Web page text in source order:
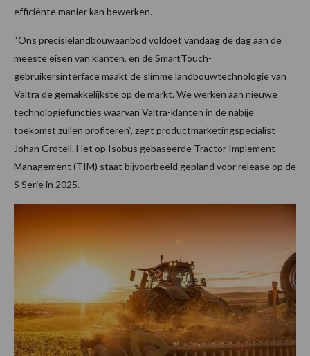
efficiënte manier kan bewerken.
“Ons precisielandbouwaanbod voldoet vandaag de dag aan de
meeste eisen van klanten, en de SmartTouch-
gebruikersinterface maakt de slimme landbouwtechnologie van
Valtra de gemakkelijkste op de markt. We werken aan nieuwe
technologiefuncties waarvan Valtra-klanten in de nabije
toekomst zullen profiteren”, zegt productmarketingspecialist
Johan Grotell. Het op Isobus gebaseerde Tractor Implement
Management (TIM) staat bijvoorbeeld gepland voor release op de
S Serie in 2025.